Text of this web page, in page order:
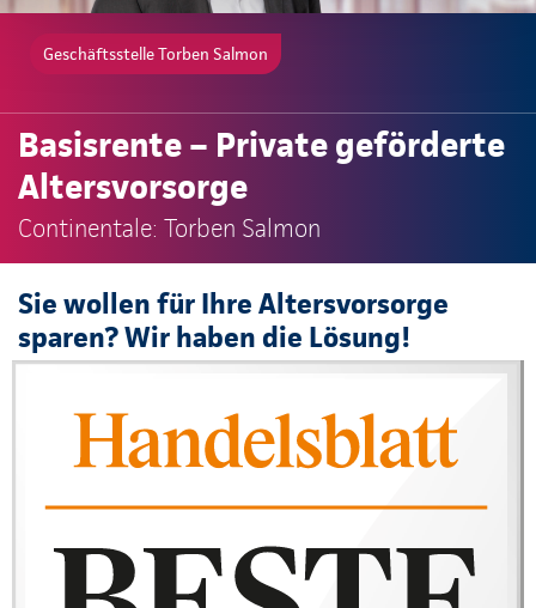
Geschäftsstelle Torben Salmon
Basisrente – Private geförderte
Altersvorsorge
Continentale: Torben Salmon
Sie wollen für Ihre Altersvorsorge
sparen? Wir haben die Lösung!